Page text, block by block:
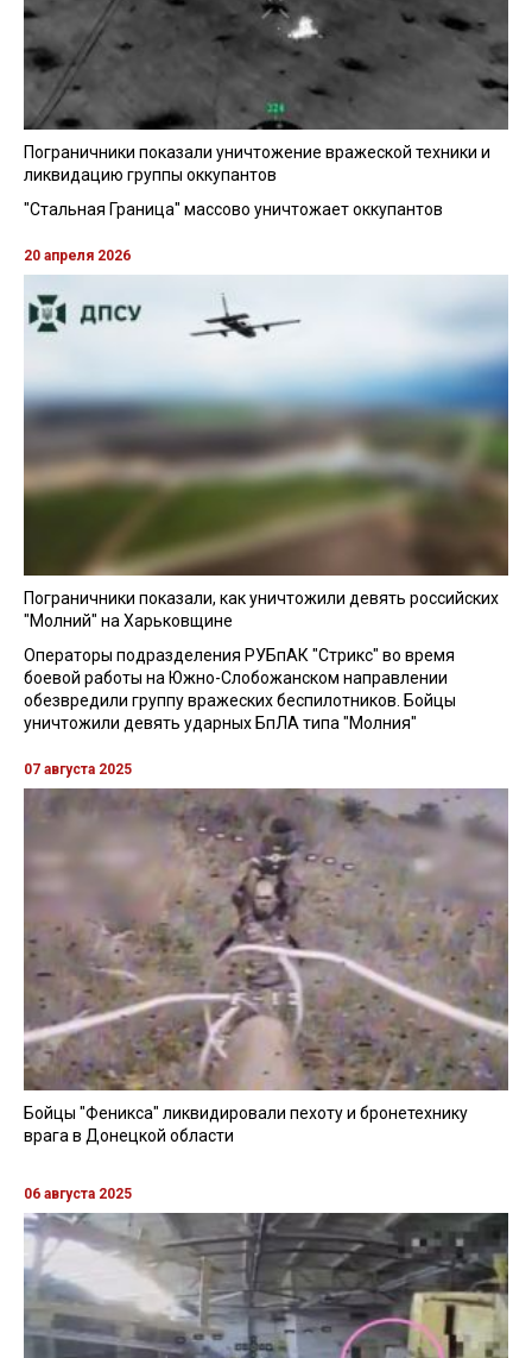
Пограничники показали уничтожение вражеской техники и
ликвидацию группы оккупантов
"Стальная Граница" массово уничтожает оккупантов
20 апреля 2026
Пограничники показали, как уничтожили девять российских
"Молний" на Харьковщине
Операторы подразделения РУБпАК "Стрикс" во время
боевой работы на Южно-Слобожанском направлении
обезвредили группу вражеских беспилотников. Бойцы
уничтожили девять ударных БпЛА типа "Молния"
07 августа 2025
Бойцы "Феникса" ликвидировали пехоту и бронетехнику
врага в Донецкой области
06 августа 2025